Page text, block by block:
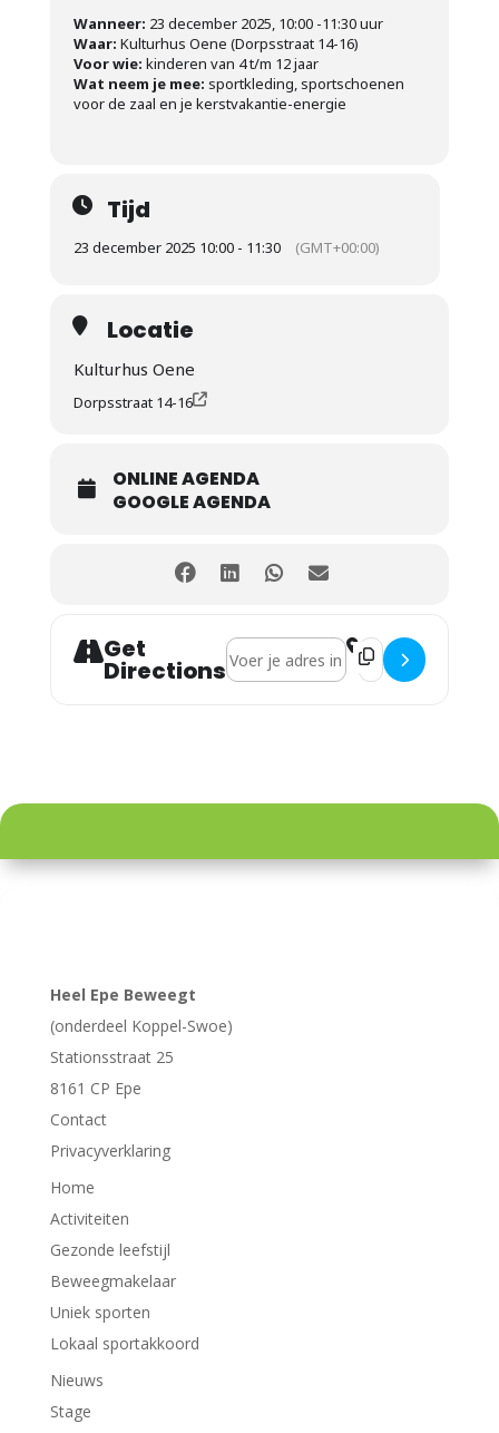
Wanneer: 23 december 2025, 10:00 -11:30 uur
Waar: Kulturhus Oene (Dorpsstraat 14-16)
Voor wie: kinderen van 4 t/m 12 jaar
Wat neem je mee: sportkleding, sportschoenen
voor de zaal en je kerstvakantie-energie
Tijd
23 december 2025 10:00 - 11:30 (GMT+00:00)
Locatie
Kulturhus Oene
Dorpsstraat 14-16
ONLINE AGENDA
GOOGLE AGENDA
Get
Directions
Address - Kerst Sport Spektakel in
Destination
Heel Epe Beweegt
(onderdeel Koppel-Swoe)
Stationsstraat 25
8161 CP Epe
Contact
Privacyverklaring
Home
Activiteiten
Gezonde leefstijl
Beweegmakelaar
Uniek sporten
Lokaal sportakkoord
Nieuws
Stage